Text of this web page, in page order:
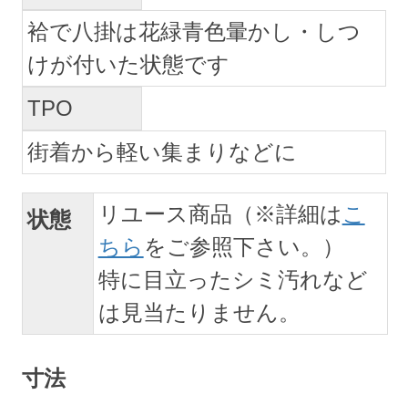
袷で八掛は花緑青色暈かし・しつ
けが付いた状態です
TPO
街着から軽い集まりなどに
状態 リユース商品（※詳細は こ
ちら をご参照下さい。）
特に目立ったシミ汚れなど
は見当たりません。
寸法